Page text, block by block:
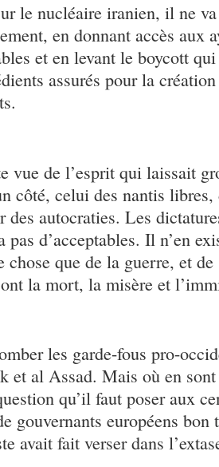
le nucléaire iranien, il ne va
en donnant accès aux
et en levant le boycott
assurés pour la
vue de l’esprit qui laissait
côté, celui des nantis
des autocraties. Les
pas d’acceptables. Il n’en
chose que de la guerre, et
la mort, la misère et
les garde-fous pro-
et al Assad. Mais où en
qu’il faut poser aux
gouvernants européens bon
avait fait verser dans